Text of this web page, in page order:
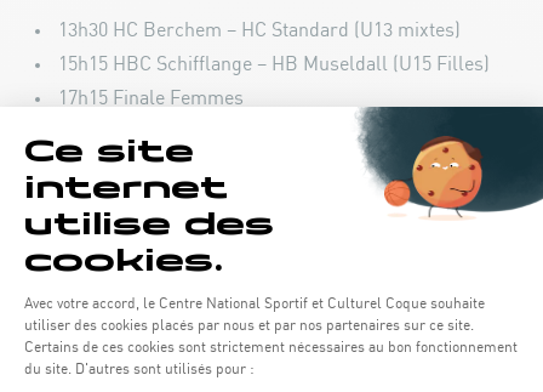
13h30 HC Berchem – HC Standard (U13 mixtes)
15h15 HBC Schifflange – HB Museldall (U15 Filles)
17h15 Finale Femmes
INFOS & TICKETS